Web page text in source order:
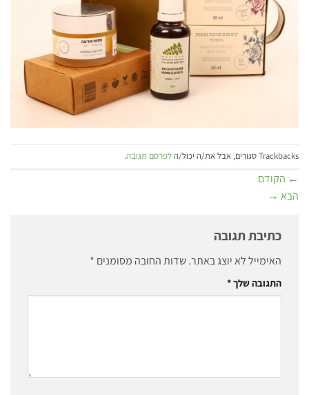
Trackbacks סגורים, אבל את/ה יכול/ה לפרסם תגובה.
← הקודם
הבא →
כתיבת תגובה
האימייל לא יוצג באתר.שדות החובה מסומנים *
התגובה שלך*